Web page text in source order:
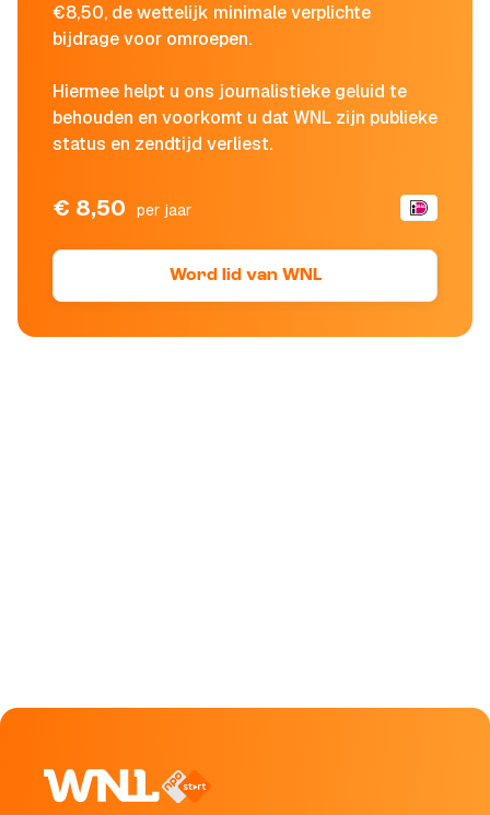
€8,50, de wettelijk minimale verplichte
bijdrage voor omroepen.
Hiermee helpt u ons journalistieke geluid te
behouden en voorkomt u dat WNL zijn publieke
status en zendtijd verliest.
€ 8,50 per jaar
Word lid van WNL